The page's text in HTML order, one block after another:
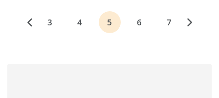
3 4 5 6 7